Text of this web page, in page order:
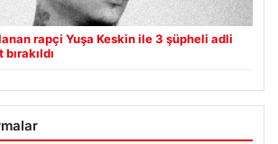
rapçi Yuşa Keskin ile 3 şüpheli adli